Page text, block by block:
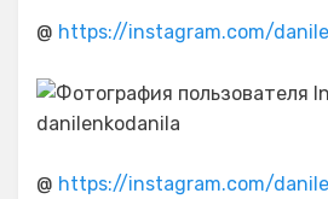
@ https://instagram.com/
@ https://instagram.com/